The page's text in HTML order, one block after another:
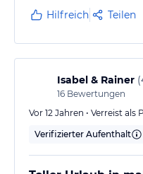
gewöhnungsbedürftig,
mit türkischem Mokka
nach Safe und
Bad ohne
Wasser, aber da bis
Hilfreich Teilen
Isabel & Rainer (
16 Bewertungen
Vor 12 Jahren • Verreist als
Verifizierter Aufenthalt